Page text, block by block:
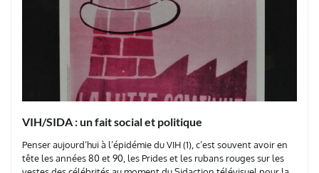
VIH/SIDA : un fait social et politique
Penser aujourd’hui à l’épidémie du VIH (1), c’est souvent avoir en
tête les années 80 et 90, les Prides et les rubans rouges sur les